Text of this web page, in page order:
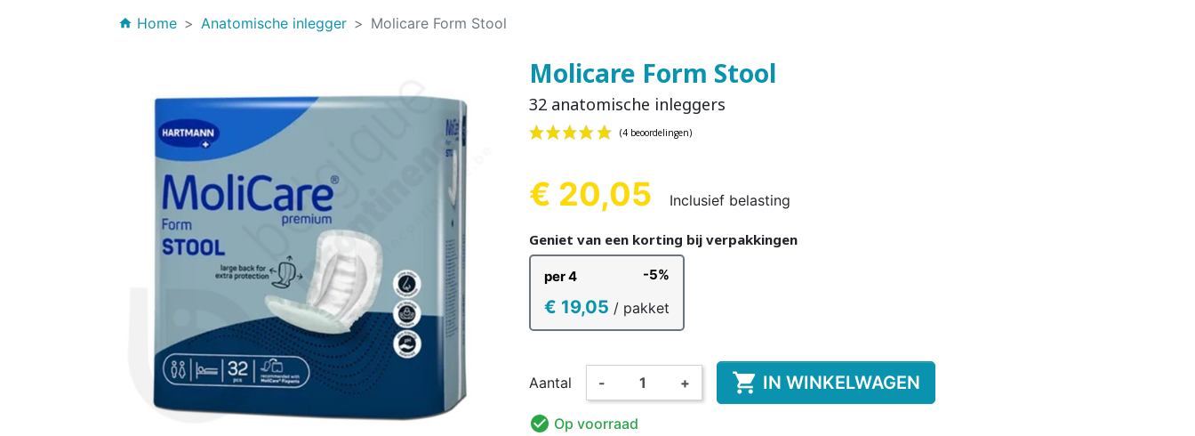
INCONTINENTIEVERBAND
VROUWEN
INCONTINENTIEVERBAND
PLASTIC BROEKJE KATOENEN BROEKJE FIXATIEBROEKJE
PYJAMA ROMPERTJE
HYGIËNE & VERZORGING ONDERZOEKSHANDSCHOEN
CONTINENTIEHULP
ONTVLEKKER &
DEODORANT
DESINFECTIE VAN
HANDEN EN
OPPERVLAKKEN
KLASSIEKE LUIER
PLASTIC BROEKJE
ZWEMLUIER KINDEREN ZWEMPAK KINDEREN
WASBARE LUIER
KINDEREN
home Home Anatomische inlegger Molicare Form Stool
Molicare Form Stool
32 anatomische inleggers
(4 beoordelingen)
€ 20,05 Inclusief belasting
Geniet van een korting bij verpakkingen
per 4 -5%
€ 19,05 / pakket
Aantal - +  IN WINKELWAGEN
 Op voorraad